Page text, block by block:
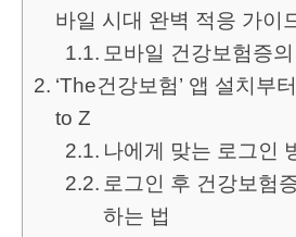
바일 시대 완벽 적응 가이
모바일 건강보험증
‘The건강보험’ 앱 설치부
to Z
나에게 맞는 로그인
로그인 후 건강보험
하는 법